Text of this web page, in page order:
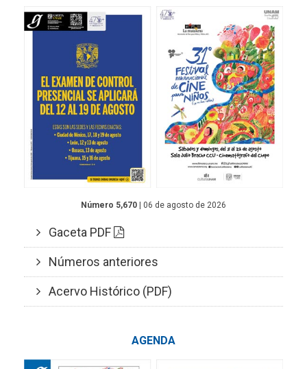
Número 5,670 | 06 de agosto de 2026
Gaceta PDF
Números anteriores
Acervo Histórico (PDF)
AGENDA